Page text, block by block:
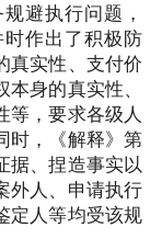
避执行问题，
时作出了积极防
真实性、支付价
身的真实性、
等，要求各级人
时，《解释》第
据、捏造事实以
外人、申请执行
定人等均受该规